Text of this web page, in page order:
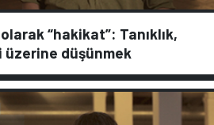
“hakikat”: Tanıklık,
düşünmek